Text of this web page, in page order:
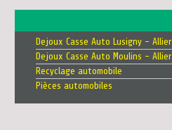
Dejoux Casse Auto Lusigny - Allier
Dejoux Casse Auto Moulins - Allier
Recyclage automobile
Pièces automobiles